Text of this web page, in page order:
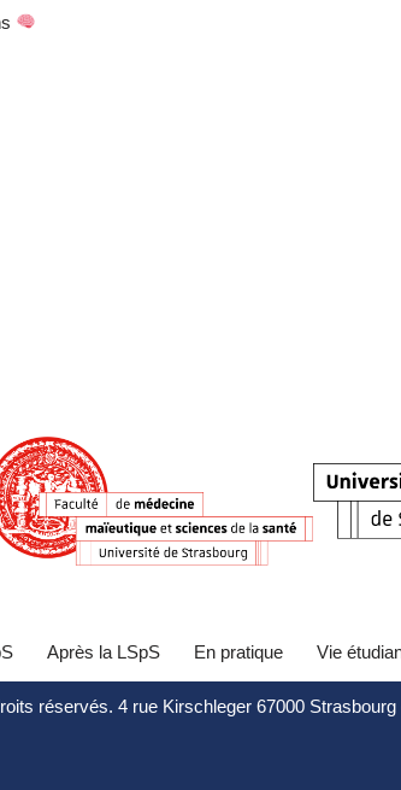
Après la LSpS En pratique Vie
réservés. 4 rue Kirschleger 67000